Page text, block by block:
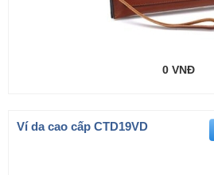
0 VNĐ
Ví da cao cấp CTD19VD